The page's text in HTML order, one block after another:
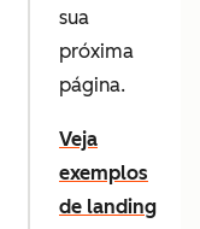
sua
próxima
página.
Veja
exemplos
de landing